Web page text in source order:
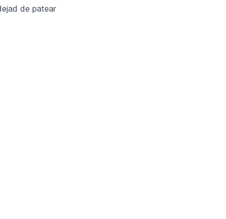
de patear